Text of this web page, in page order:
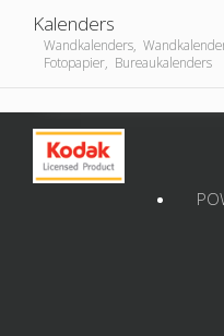
Kalenders
Wandkalenders,
Fotopapier, Bureaukalenders